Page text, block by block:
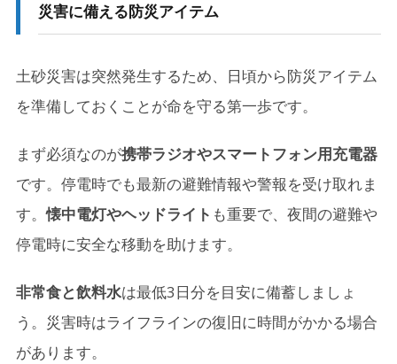
災害に備える防災アイテム
土砂災害は突然発生するため、日頃から防災アイテム
を準備しておくことが命を守る第一歩です。
まず必須なのが携帯ラジオやスマートフォン用充電器
です。停電時でも最新の避難情報や警報を受け取れま
す。懐中電灯やヘッドライト も重要で、夜間の避難や
停電時に安全な移動を助けます。
非常食と飲料水は最低3日分を目安に備蓄しましょ
う。災害時はライフラインの復旧に時間がかかる場合
があります。